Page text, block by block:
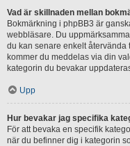
Vad är skillnaden mellan
Bokmärkning i phpBB3 är
webbläsare. Du
du kan senare enkelt återvända
kommer du meddelas via din
kategorin du bevakar
Upp
Hur bevakar jag specifika
För att bevaka en specifik
när du befinner dig i kategorin